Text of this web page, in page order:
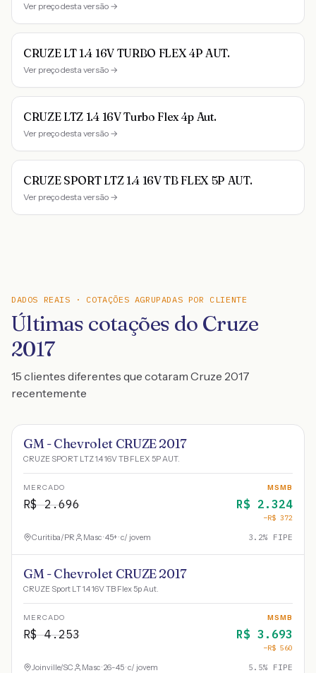
Ver preço desta versão →
CRUZE LT 1.4 16V TURBO FLEX 4P AUT.
Ver preço desta versão →
CRUZE LTZ 1.4 16V Turbo Flex 4p Aut.
Ver preço desta versão →
CRUZE SPORT LTZ 1.4 16V TB FLEX 5P AUT.
Ver preço desta versão →
DADOS REAIS · COTAÇÕES AGRUPADAS POR CLIENTE
Últimas cotações do Cruze
2017
15 clientes diferentes que cotaram Cruze 2017
recentemente
GM - Chevrolet CRUZE 2017
CRUZE SPORT LTZ 1.4 16V TB FLEX 5P AUT.
MERCADO
R$2.696
MSMB
R$ 2.324
−R$ 372
Curitiba/PR Masc · 45+ · c/ jovem 3.2% FIPE
GM - Chevrolet CRUZE 2017
CRUZE Sport LT 1.4 16V TB Flex 5p Aut.
MERCADO
R$4.253
MSMB
R$ 3.693
−R$ 560
Joinville/SC Masc · 26-45 · c/ jovem 5.5% FIPE